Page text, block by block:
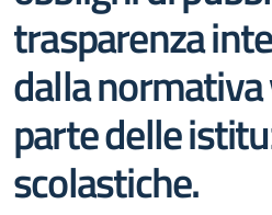
trasparenza
dalla
parte delle
scolastiche.